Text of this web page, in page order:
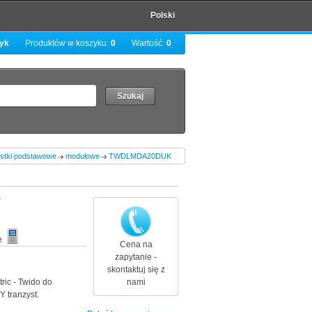
Polski
Produktów w koszyku: 0 Wartość: 0
podstawowe modułowe TWDLMDA20DUK
Cena na
zapytanie -
skontaktuj się z
nami
- Twido do
tranzyst.